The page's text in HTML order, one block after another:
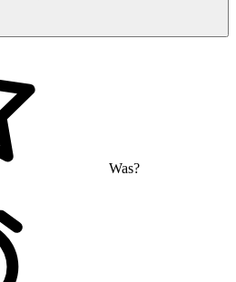
Was?